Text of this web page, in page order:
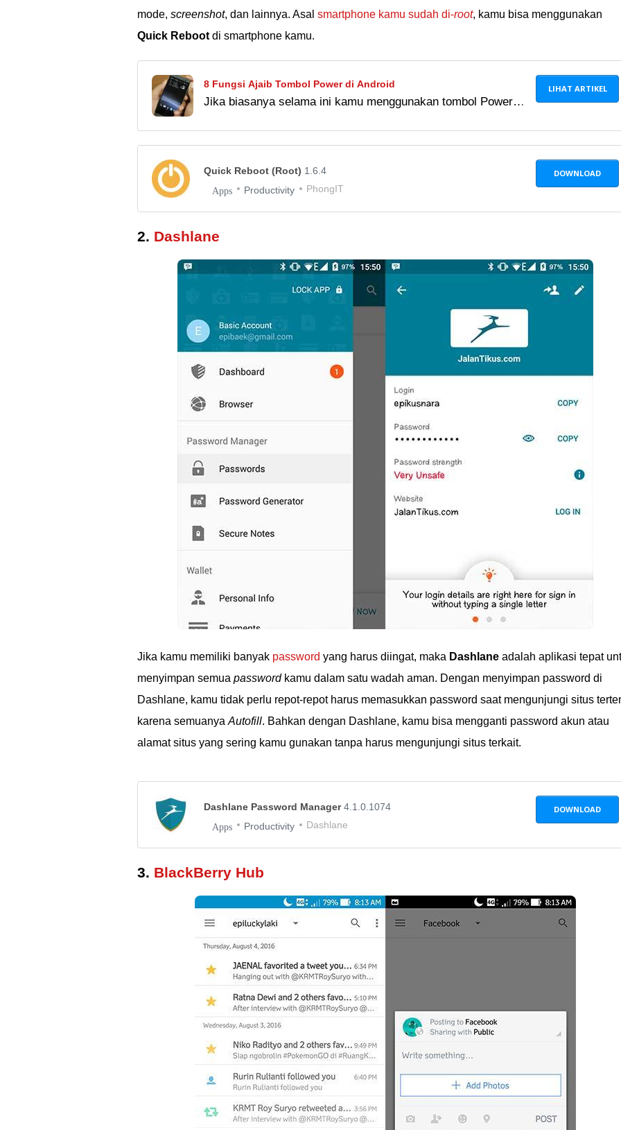
mode, screenshot, dan lainnya. Asal smartphone kamu sudah di-root, kamu bisa menggunakan
Quick Reboot di smartphone kamu.
8 Fungsi Ajaib Tombol Power di Android
Jika biasanya selama ini kamu menggunakan tombol Power
LIHAT ARTIKEL
Quick Reboot (Root) 1.6.4
Apps Productivity PhongIT
DOWNLOAD
2. Dashlane
Jika kamu memiliki banyak password yang harus diingat, maka Dashlane adalah aplikasi tepat
menyimpan semua passwordkamu dalam satu wadah aman. Dengan menyimpan password di
Dashlane, kamu tidak perlu repot-repot harus memasukkan password saat mengunjungi situs
karena semuanya Autofill. Bahkan dengan Dashlane, kamu bisa mengganti password akun atau
alamat situs yang sering kamu gunakan tanpa harus mengunjungi situs terkait.
Dashlane Password Manager4.1.0.1074
Apps Productivity Dashlane
DOWNLOAD
3. BlackBerry Hub